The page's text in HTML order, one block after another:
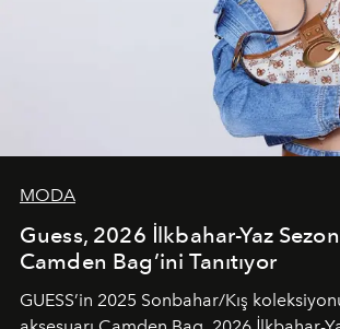
MODA
Guess, 2026 İlkbahar-Yaz
Camden Bag’ini Tanıtıyor
GUESS’in 2025 Sonbahar/Kış